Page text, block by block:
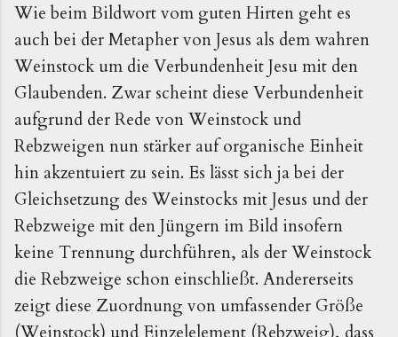
Wie beim Bildwort vom guten Hirten geht es
auch bei der Metapher von Jesus als dem wahren
Weinstock um die Verbundenheit Jesu mit den
Glaubenden. Zwar scheint diese Verbundenheit
aufgrund der Rede von Weinstock und
Rebzweigen nun stärker auf organische Einheit
hin akzentuiert zu sein. Es lässt sich ja bei der
Gleichsetzung des Weinstocks mit Jesus und der
Rebzweige mit den Jüngern im Bild insofern
keine Trennung durchführen, als der Weinstock
die Rebzweige schon einschließt. Andererseits
zeigt diese Zuordnung von umfassender Größe
(Weinstock) und Einzelelement (Rebzweig), dass